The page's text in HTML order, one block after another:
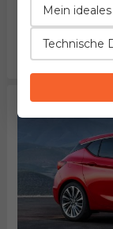
weniger
Kofferraum
11%
größer
Mein
Technische